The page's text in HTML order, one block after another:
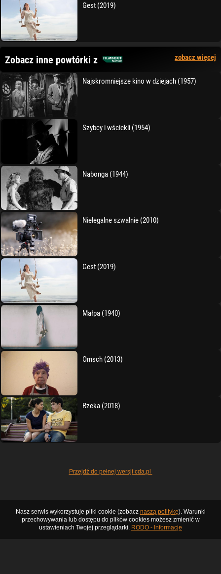
Gest (2019)
Zobacz inne powtórki z zobacz więcej
Najskromniejsze kino w dziejach (1957)
Szybcy i wściekli (1954)
Nabonga (1944)
Nielegalne szwalnie (2010)
Gest (2019)
Małpa (1940)
Omsch (2013)
Rzeka (2018)
Przejdź do pełnej wersji cda.pl
Nasz serwis wykorzystuje pliki cookie (zobacz naszą politykę). Warunki
przechowywania lub dostępu do plików cookies możesz zmienić w
ustawieniach Twojej przeglądarki. RODO - Informacje